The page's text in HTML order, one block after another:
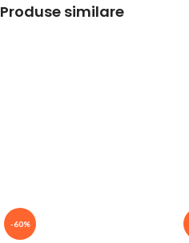
Produse similare
-60%